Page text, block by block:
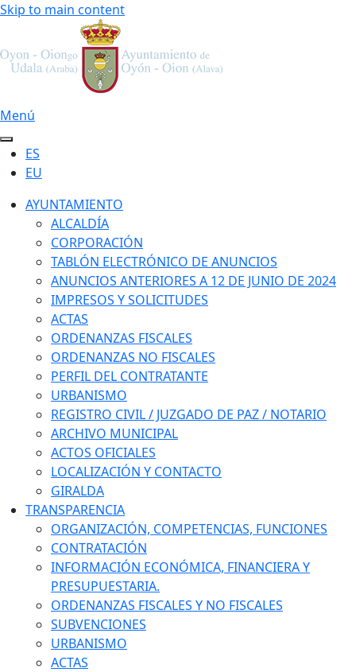
Skip to main content
Menú
ES
EU
AYUNTAMIENTO
ALCALDÍA
CORPORACIÓN
TABLÓN ELECTRÓNICO DE ANUNCIOS
ANUNCIOS ANTERIORES A 12 DE JUNIO DE 2024
IMPRESOS Y SOLICITUDES
ACTAS
ORDENANZAS FISCALES
ORDENANZAS NO FISCALES
PERFIL DEL CONTRATANTE
URBANISMO
REGISTRO CIVIL / JUZGADO DE PAZ / NOTARIO
ARCHIVO MUNICIPAL
ACTOS OFICIALES
LOCALIZACIÓN Y CONTACTO
GIRALDA
TRANSPARENCIA
ORGANIZACIÓN, COMPETENCIAS, FUNCIONES
CONTRATACIÓN
INFORMACIÓN ECONÓMICA, FINANCIERA Y
PRESUPUESTARIA.
ORDENANZAS FISCALES Y NO FISCALES
SUBVENCIONES
URBANISMO
ACTAS